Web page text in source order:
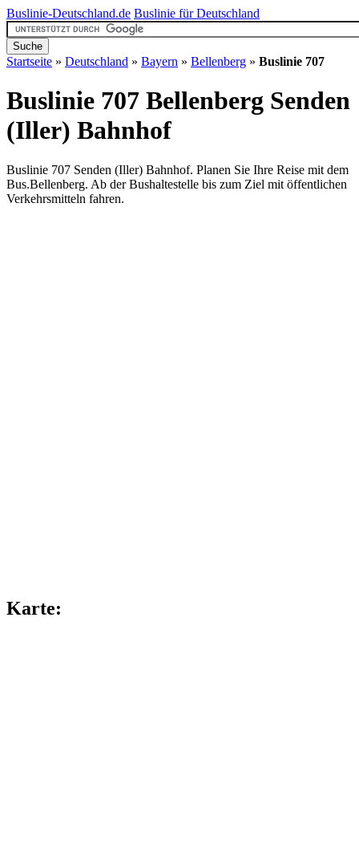
Buslinie-Deutschland.de Buslinie für Deutschland
Startseite » Deutschland » Bayern » Bellenberg » Buslinie 707
Buslinie 707 Bellenberg Senden
(Iller) Bahnhof
Buslinie 707 Senden (Iller) Bahnhof. Planen Sie Ihre Reise mit dem
Bus.Bellenberg. Ab der Bushaltestelle bis zum Ziel mit öffentlichen
Verkehrsmitteln fahren.
Karte: